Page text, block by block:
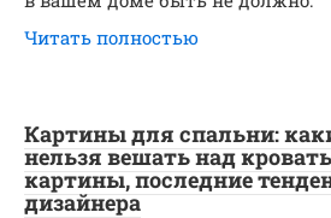
Читать полностью
Картины для спальни:
нельзя вешать над
картины, последние
дизайнера